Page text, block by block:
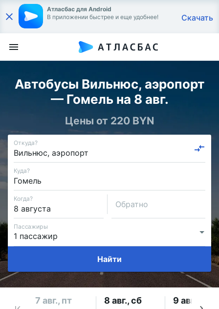
Атласбас для Android
В приложении быстрее и еще удобнее!
Скачать
Автобусы Вильнюс, аэропорт
— Гомель на 8 авг.
Цены от 220 BYN
Откуда?
Куда?
Когда?
Обратно
Пассажиры
Найти
7 авг., пт 8 авг., сб 9 авг., вс